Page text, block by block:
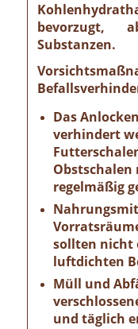
bevorzugt,
Substanzen.
Das
verhindert
regelmäßig
sollten nicht
luftdichten
Müll und
und täglich